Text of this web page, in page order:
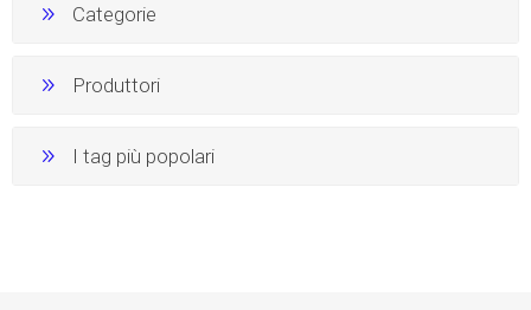
Categorie
Produttori
I tag più popolari